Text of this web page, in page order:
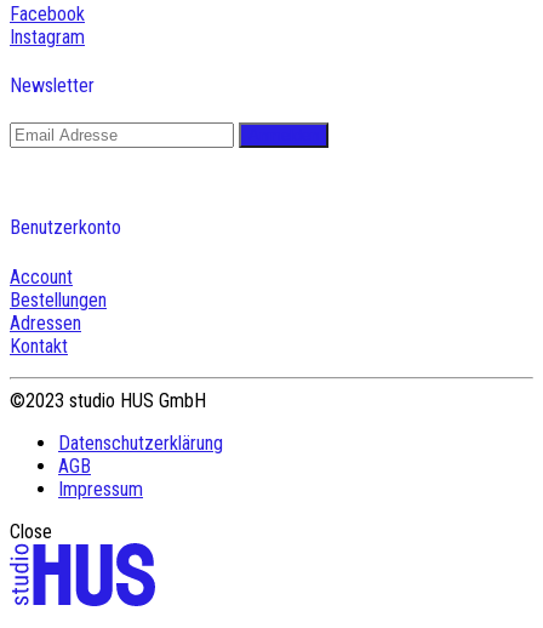
Facebook
Instagram
Newsletter
Benutzerkonto
Account
Bestellungen
Adressen
Kontakt
©2023 studio HUS GmbH
Datenschutzerklärung
AGB
Impressum
Close